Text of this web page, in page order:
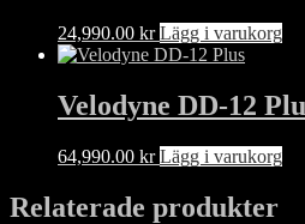
24,990.00 kr Lägg i varukorg
Velodyne DD-12
64,990.00 kr Lägg i varukorg
Relaterade produkter